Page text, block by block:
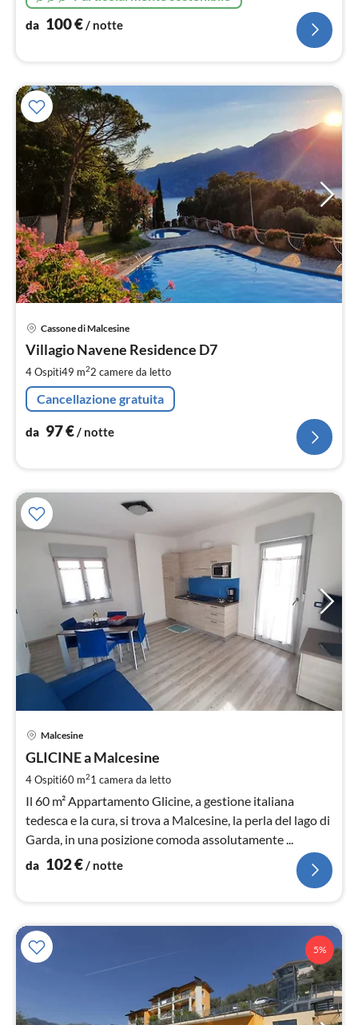
da 100€/ notte
Cassone di Malcesine
Villagio Navene Residence D7
4 Ospiti49 m22 camere da letto
Cancellazione gratuita
da 97€/ notte
Malcesine
GLICINE a Malcesine
4 Ospiti60 m21 camera da letto
Il 60 m² Appartamento Glicine, a gestione italiana
tedesca e la cura, si trova a Malcesine, la perla del lago di
Garda, in una posizione comoda assolutamente ...
da 102€ / notte
5%